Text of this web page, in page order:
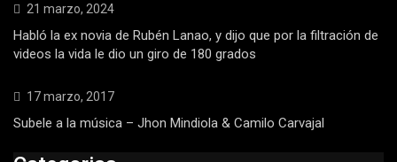
21 marzo, 2024
Habló la ex novia de Rubén Lanao, y dijo que por la filtración de
videos la vida le dio un giro de 180 grados
17 marzo, 2017
Subele a la música – Jhon Mindiola & Camilo Carvajal